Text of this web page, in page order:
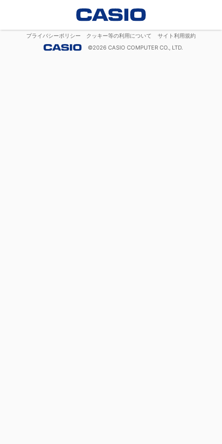
プライバシーポリシー クッキー等の利用について
サイト利用規約
©2026 CASIO COMPUTER CO., LTD.